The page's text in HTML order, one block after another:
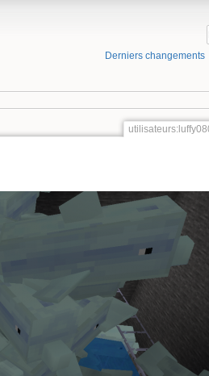
Derniers changements